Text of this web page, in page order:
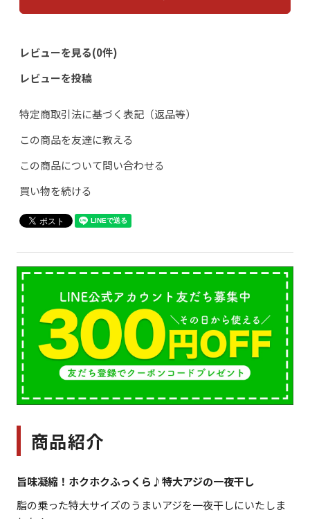
レビューを見る(0件)
レビューを投稿
特定商取引法に基づく表記（返品等）
この商品を友達に教える
この商品について問い合わせる
買い物を続ける
商品紹介
旨味凝縮！ホクホクふっくら♪特大アジの一夜干し
脂の乗った特大サイズのうまいアジを一夜干しにいたしま